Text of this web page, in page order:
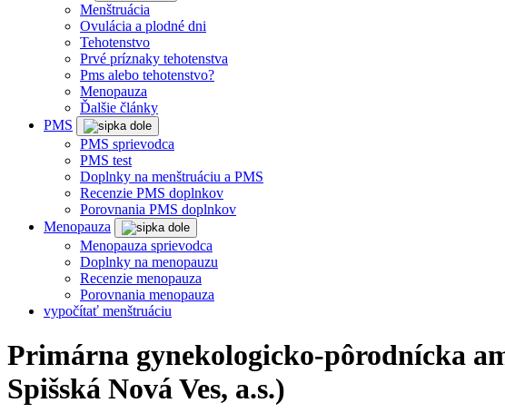
Menštruácia
Ovulácia a plodné dni
Tehotenstvo
Prvé príznaky tehotenstva
Pms alebo tehotenstvo?
Menopauza
Ďalšie články
PMS
PMS sprievodca
PMS test
Doplnky na menštruáciu a PMS
Recenzie PMS doplnkov
Porovnania PMS doplnkov
Menopauza
Menopauza sprievodca
Doplnky na menopauzu
Recenzie menopauza
Porovnania menopauza
vypočítať menštruáciu
Primárna gynekologicko-pôrodnícka
Spišská Nová Ves, a.s.)